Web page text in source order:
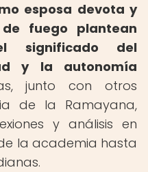
esposa devota y
fuego plantean
significado del
y la autonomía
junto con otros
de la Ramayana,
y análisis en
la academia hasta